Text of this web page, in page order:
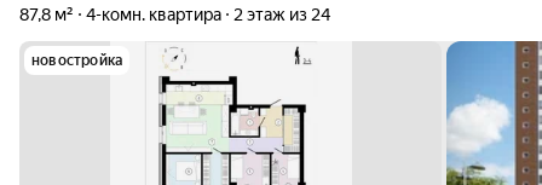
87,8 м² 4-комн. квартира 2 этаж из 24
новостройка